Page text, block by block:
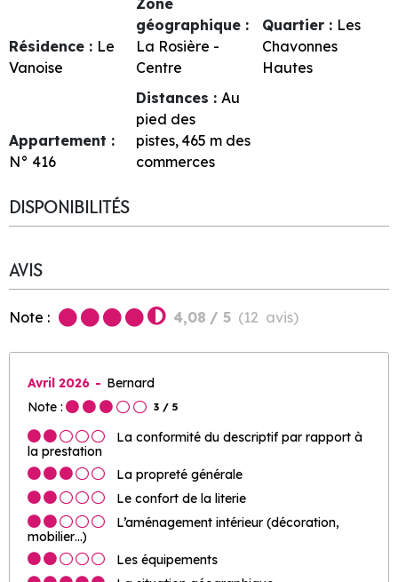
Résidence : Le
Vanoise
géographique :
La Rosière -
Centre
Quartier : Les
Chavonnes
Hautes
Appartement :
N° 416
Distances : Au
pied des
pistes 465 m des
commerces
DISPONIBILITÉS
AVIS
Note : 4,08 / 5 (12 avis)
Avril 2026
Bernard
Note :
3 / 5
La conformité du descriptif par rapport à
la prestation
La propreté générale
Le confort de la literie
L’aménagement intérieur (décoration,
mobilier…)
Les équipements